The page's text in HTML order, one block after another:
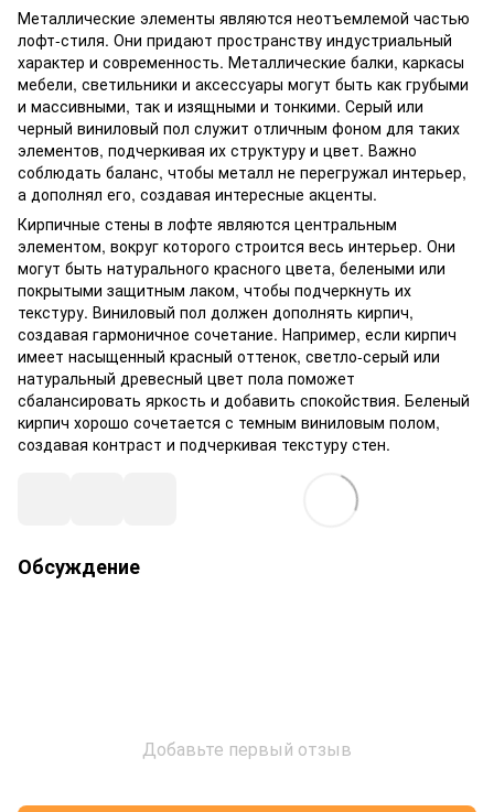
Металлические элементы являются неотъемлемой частью
лофт-стиля. Они придают пространству индустриальный
характер и современность. Металлические балки, каркасы
мебели, светильники и аксессуары могут быть как грубыми
и массивными, так и изящными и тонкими. Серый или
черный виниловый пол служит отличным фоном для таких
элементов, подчеркивая их структуру и цвет. Важно
соблюдать баланс, чтобы металл не перегружал интерьер,
а дополнял его, создавая интересные акценты.
Кирпичные стены в лофте являются центральным
элементом, вокруг которого строится весь интерьер. Они
могут быть натурального красного цвета, белеными или
покрытыми защитным лаком, чтобы подчеркнуть их
текстуру. Виниловый пол должен дополнять кирпич,
создавая гармоничное сочетание. Например, если кирпич
имеет насыщенный красный оттенок, светло-серый или
натуральный древесный цвет пола поможет
сбалансировать яркость и добавить спокойствия. Беленый
кирпич хорошо сочетается с темным виниловым полом,
создавая контраст и подчеркивая текстуру стен.
Обсуждение
Добавьте первый отзыв